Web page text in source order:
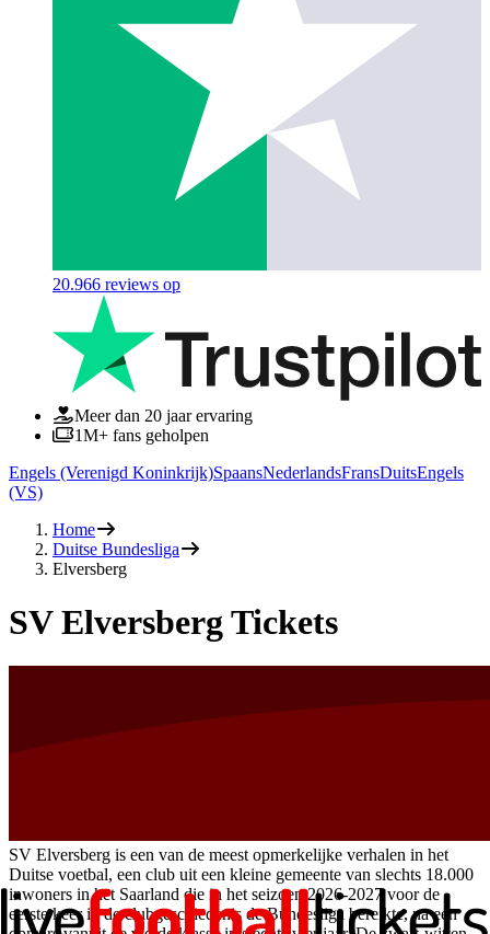
20.966 reviews op
Meer dan 20 jaar ervaring
1M+ fans geholpen
Engels (Verenigd Koninkrijk)SpaansNederlandsFransDuitsEngels
(VS)
Home
Duitse Bundesliga
Elversberg
SV Elversberg Tickets
SV Elversberg is een van de meest opmerkelijke verhalen in het
Duitse voetbal, een club uit een kleine gemeente van slechts 18.000
inwoners in het Saarland die in het seizoen2026-2027voor de
eerste keer in de clubgeschiedenis de Bundesliga bereikte, na een